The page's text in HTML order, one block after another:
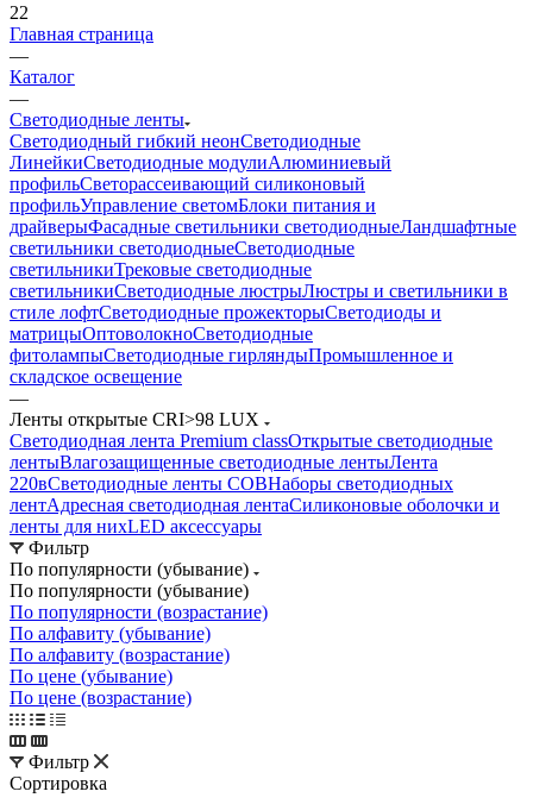
22
Главная страница
—
Каталог
—
Светодиодные ленты
Светодиодный гибкий неонСветодиодные
ЛинейкиСветодиодные модулиАлюминиевый
профильСветорассеивающий силиконовый
профильУправление светомБлоки питания и
драйверыФасадные светильники светодиодныеЛандшафтные
светильники светодиодныеСветодиодные
светильникиТрековые светодиодные
светильникиСветодиодные люстрыЛюстры и светильники в
стиле лофтСветодиодные прожекторыСветодиоды и
матрицыОптоволокноСветодиодные
фитолампыСветодиодные гирляндыПромышленное и
складское освещение
—
Ленты открытые CRI>98 LUX
Светодиодная лента Premium classОткрытые светодиодные
лентыВлагозащищенные светодиодные лентыЛента
220вСветодиодные ленты COBНаборы светодиодных
лентАдресная светодиодная лентаСиликоновые оболочки и
ленты для нихLED аксессуары
Фильтр
По популярности (убывание)
По популярности (убывание)
По популярности (возрастание)
По алфавиту (убывание)
По алфавиту (возрастание)
По цене (убывание)
По цене (возрастание)
Фильтр
Сортировка